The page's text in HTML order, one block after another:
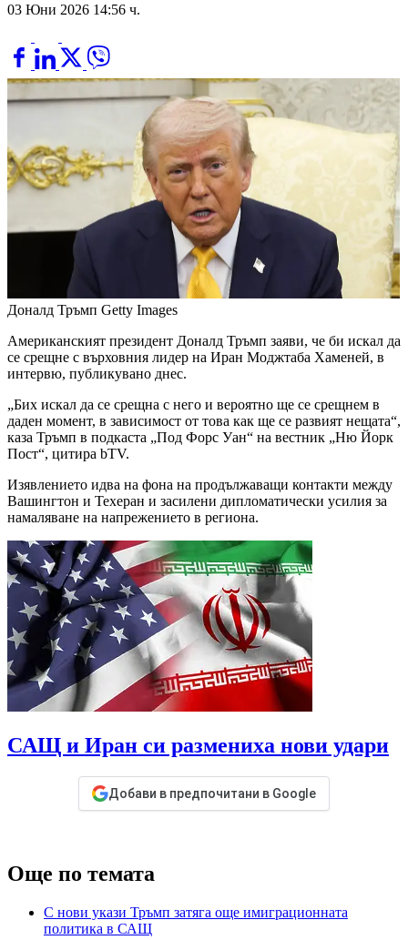
03 Юни 2026 14:56 ч.
Доналд Тръмп Getty Images
Американският президент Доналд Тръмп заяви, че би искал да
се срещне с върховния лидер на Иран Моджтаба Хаменей, в
интервю, публикувано днес.
„Бих искал да се срещна с него и вероятно ще се срещнем в
даден момент, в зависимост от това как ще се развият нещата“,
каза Тръмп в подкаста „Под Форс Уан“ на вестник „Ню Йорк
Пост“, цитира bTV.
Изявлението идва на фона на продължаващи контакти между
Вашингтон и Техеран и засилени дипломатически усилия за
намаляване на напрежението в региона.
САЩ и Иран си размениха нови удари
Добави в предпочитани в Google
Още по темата
С нови укази Тръмп затяга още имиграционната
политика в САЩ